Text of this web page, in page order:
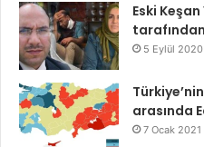
Eski
5 Eylül 2020
arasında
7 Ocak 2021